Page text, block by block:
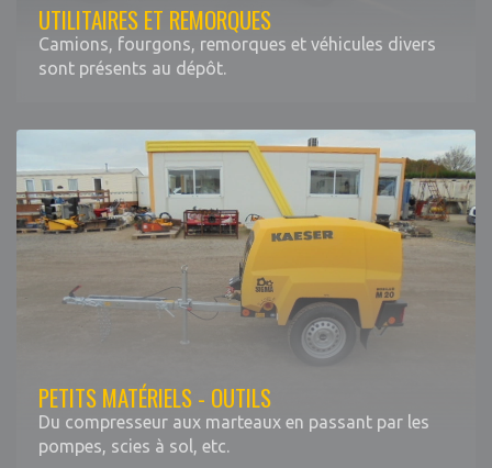
UTILITAIRES ET REMORQUES
Camions, fourgons, remorques et véhicules divers
sont présents au dépôt.
PETITS MATÉRIELS - OUTILS
Du compresseur aux marteaux en passant par les
pompes, scies à sol, etc.